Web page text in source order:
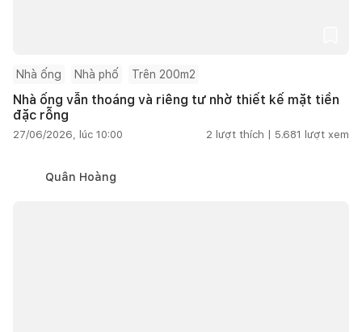
Nhà ống Nhà phố Trên 200m2
Nhà ống vẫn thoáng và riêng tư nhờ thiết kế mặt tiền
đặc rỗng
27/06/2026, lúc 10:00 2 lượt thích | 5.681 lượt xem
Quân Hoàng